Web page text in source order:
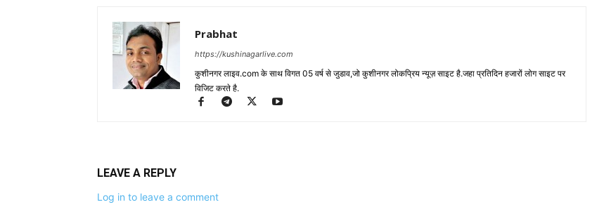
Prabhat
https://kushinagarlive.com
कुशीनगर लाइव.com के साथ विगत 05 वर्ष से जुडाव,जो कुशीनगर लोकप्रिय न्यूज़ साइट है.जहा प्रतिदिन हजारों लोग साइट पर
विजिट करते है.
LEAVE A REPLY
Log in to leave a comment